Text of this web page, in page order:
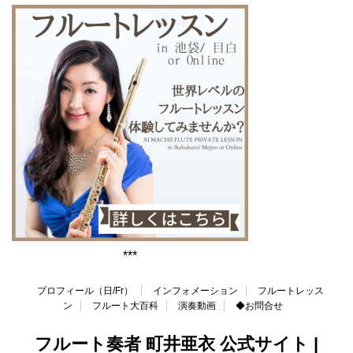
***
プロフィール（日/Fr） インフォメーション
フルートレッス
ン
フルート大百科 演奏動画 ◆お問合せ
フルート奏者 町井亜衣 公式サイト |